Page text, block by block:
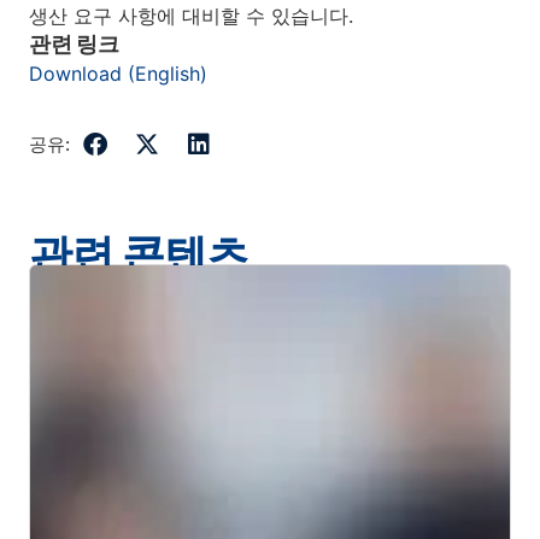
생산 요구 사항에 대비할 수 있습니다.
관련 링크
Download (English)
공유:
관련 콘텐츠